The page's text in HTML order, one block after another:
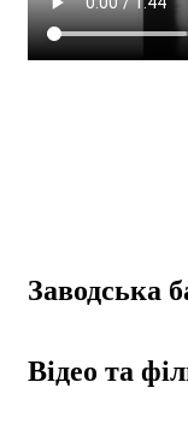
Заводська
Відео та